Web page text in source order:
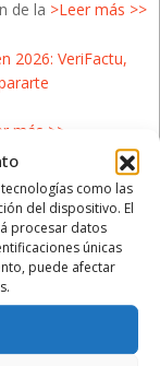
como las
del dispositivo. El
procesar datos
únicas
puede afectar
de la >Leer más >>
2026: VeriFactu,
más >>
protegerte de
la>Leer más >>